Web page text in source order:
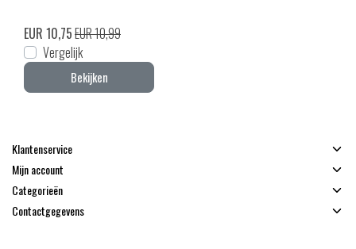
EUR 10,75EUR 10,99
Vergelijk
Bekijken
Klantenservice
Mijn account
Categorieën
Contactgegevens